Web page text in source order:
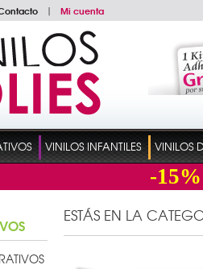
| Mi cuenta
VINILOS INFANTILES VINILOS
-15%
ESTÁS EN LA